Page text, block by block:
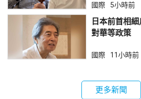
國際 5小時前
日本前首相
對華等政策
國際 11小時前
更多新聞